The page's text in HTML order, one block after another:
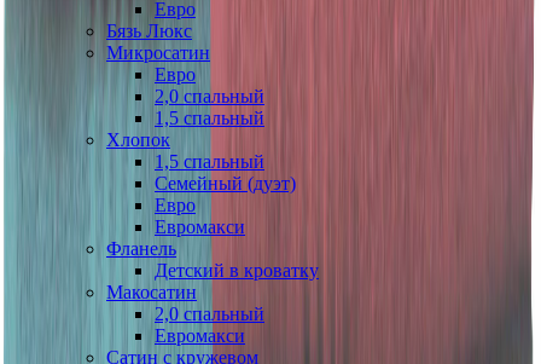
Евро
Бязь Люкс
Микросатин
Евро
2,0 спальный
1,5 спальный
Хлопок
1,5 спальный
Семейный (дуэт)
Евро
Евромакси
Фланель
Детский в кроватку
Макосатин
2,0 спальный
Евромакси
Сатин с кружевом